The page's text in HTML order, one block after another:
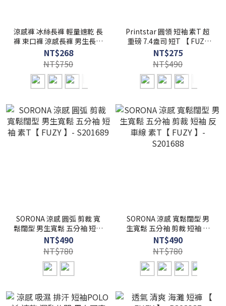
涼感褲 冰絲長褲 輕量速乾 長
褲 束口褲 涼感長褲 男生長褲
褲子男【 FUZY 】-
P2025401
NT$268
NT$750
Printstar 圓領 短袖 素T 超
重磅 7.4盎司 短T 【 FUZY
】- 00148-HVT
NT$275
NT$490
SORONA 涼感 圓弧 剪裁 寬
鬆闊型 男生寬鬆 五分袖 短袖
素T【 FUZY 】- S201689
NT$490
NT$780
SORONA 涼感 寬鬆闊型 男
生寬鬆 五分袖 剪裁 短袖 反
車線 素T【 FUZY 】-
S201688
NT$490
NT$780